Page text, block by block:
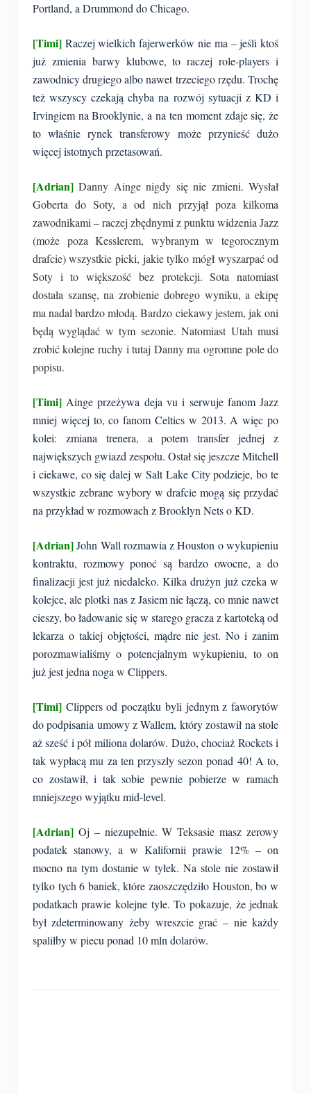
Portland, a Drummond do Chicago.
[Timi] Raczej wielkich fajerwerków nie ma – jeśli ktoś
już zmienia barwy klubowe, to raczej role-players i
zawodnicy drugiego albo nawet trzeciego rzędu. Trochę
też wszyscy czekają chyba na rozwój sytuacji z KD i
Irvingiem na Brooklynie, a na ten moment zdaje się, że
to właśnie rynek transferowy może przynieść dużo
więcej istotnych przetasowań.
[Adrian] Danny Ainge nigdy się nie zmieni. Wysłał
Goberta do Soty, a od nich przyjął poza kilkoma
zawodnikami – raczej zbędnymi z punktu widzenia Jazz
(może poza Kesslerem, wybranym w tegorocznym
drafcie) wszystkie picki, jakie tylko mógł wyszarpać od
Soty i to większość bez protekcji. Sota natomiast
dostała szansę, na zrobienie dobrego wyniku, a ekipę
ma nadal bardzo młodą. Bardzo ciekawy jestem, jak oni
będą wyglądać w tym sezonie. Natomiast Utah musi
zrobić kolejne ruchy i tutaj Danny ma ogromne pole do
popisu.
[Timi] Ainge przeżywa deja vu i serwuje fanom Jazz
mniej więcej to, co fanom Celtics w 2013. A więc po
kolei: zmiana trenera, a potem transfer jednej z
największych gwiazd zespołu. Ostał się jeszcze Mitchell
i ciekawe, co się dalej w Salt Lake City podzieje, bo te
wszystkie zebrane wybory w drafcie mogą się przydać
na przykład w rozmowach z Brooklyn Nets o KD.
[Adrian] John Wall rozmawia z Houston o wykupieniu
kontraktu, rozmowy ponoć są bardzo owocne, a do
finalizacji jest już niedaleko. Kilka drużyn już czeka w
kolejce, ale plotki nas z Jasiem nie łączą, co mnie nawet
cieszy, bo ładowanie się w starego gracza z kartoteką od
lekarza o takiej objętości, mądre nie jest. No i zanim
porozmawialiśmy o potencjalnym wykupieniu, to on
już jest jedna noga w Clippers.
[Timi]Clippers od początku byli jednym z faworytów
do podpisania umowy z Wallem, który zostawił na stole
aż sześć i pół miliona dolarów. Dużo, chociaż Rockets i
tak wypłacą mu za ten przyszły sezon ponad 40! A to,
co zostawił, i tak sobie pewnie pobierze w ramach
mniejszego wyjątku mid-level.
[Adrian]Oj – niezupełnie. W Teksasie masz zerowy
podatek stanowy, a w Kalifornii prawie 12% – on
mocno na tym dostanie w tyłek. Na stole nie zostawił
tylko tych 6 baniek, które zaoszczędziło Houston, bo w
podatkach prawie kolejne tyle. To pokazuje, że jednak
był zdeterminowany żeby wreszcie grać – nie każdy
spaliłby w piecu ponad 10 mln dolarów.